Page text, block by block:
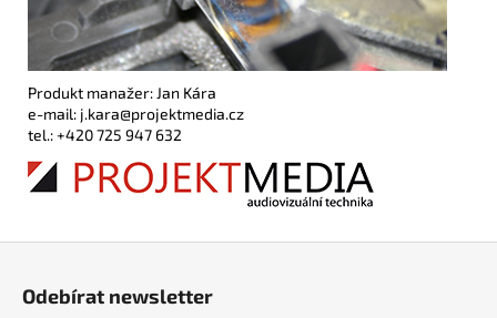
Produkt manažer: Jan Kára
e-mail: j.kara@projektmedia.cz
tel.: +420 725 947 632
Odebírat newsletter